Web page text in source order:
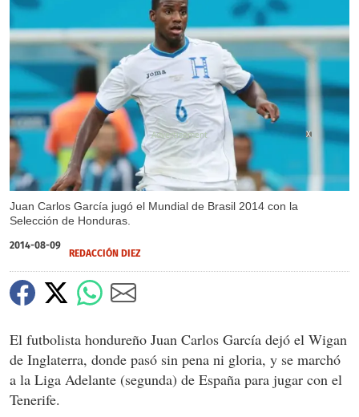
Juan Carlos García jugó el Mundial de Brasil 2014 con la
Selección de Honduras.
X
2014-08-09
REDACCIÓN DIEZ
El futbolista hondureño Juan Carlos García dejó el Wigan
de Inglaterra, donde pasó sin pena ni gloria, y se marchó
a la Liga Adelante (segunda) de España para jugar con el
Tenerife.